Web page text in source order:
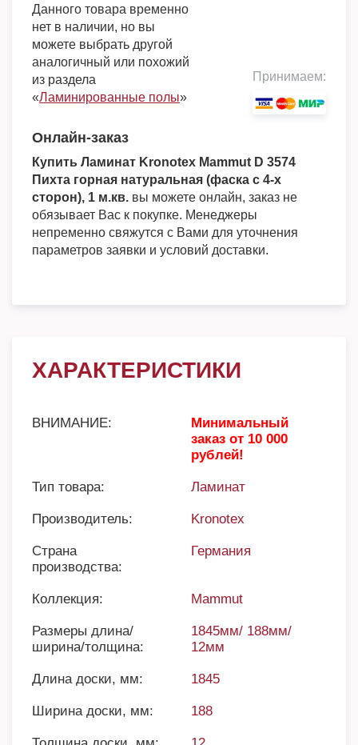
Данного товара временно
нет в наличии, но вы
можете выбрать другой
аналогичный или похожий
из раздела
«Ламинированные полы»
Принимаем:
Онлайн-заказ
Купить Ламинат Kronotex Mammut D 3574
Пихта горная натуральная (фаска с 4-х
сторон), 1 м.кв. вы можете онлайн, заказ не
обязывает Вас к покупке. Менеджеры
непременно свяжутся с Вами для уточнения
параметров заявки и условий доставки.
ХАРАКТЕРИСТИКИ
ВНИМАНИЕ:
Минимальный
заказ от 10 000
рублей!
Тип товара: Ламинат
Производитель: Kronotex
Страна
производства:
Германия
Коллекция: Mammut
Размеры длина/
ширина/толщина:
1845мм/ 188мм/
12мм
Длина доски, мм: 1845
Ширина доски, мм: 188